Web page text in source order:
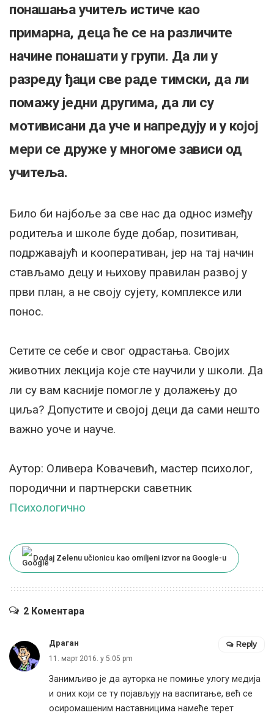
понашања учитељ истиче као
примарна, деца ће се на различите
начине понашати у групи. Да ли у
разреду ђаци све раде тимски, да ли
помажу једни другима, да ли су
мотивисани да уче и напредују и у којој
мери се друже у многоме зависи од
учитеља.
Било би најбоље за све нас да однос између
родитеља и школе буде добар, позитиван,
подржавајућ и кооперативан, јер на тај начин
стављамо децу и њихову правилан развој у
први план, а не своју сујету, комплексе или
понос.
Сетите се себе и свог одрастања. Својих
животних лекција које сте научили у школи. Да
ли су вам касније помогле у долажењу до
циља? Допустите и својој деци да сами нешто
важно уоче и науче.
Аутор: Оливера Ковачевић, мастер психолог,
породични и партнерски саветник
Психологично
Dodaj Zelenu učionicu kao omiljeni izvor na Google-u
2 Коментара
Драган
11. март 2016. у 5:05 pm
Занимљиво је да ауторка не помиње улогу медија
и оних који се ту појављују на васпитање, већ се
осиромашеним наставницима намеће терет
Reply